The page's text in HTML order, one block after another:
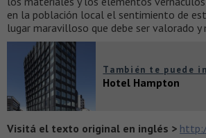
en la población local el sentimiento de
lugar maravilloso que debe ser valorado y
También te puede
Hotel Hampton
Visitá el texto original en inglés >